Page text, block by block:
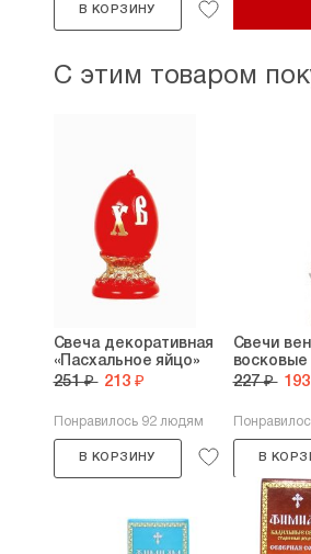
В КОРЗИНУ
С этим товаром
Свеча декоративная
«Пасхальное яйцо»
251 ₽ 213 ₽
Понравилось 92 людям
В КОРЗИНУ
Свечи
восковые
227 ₽
В